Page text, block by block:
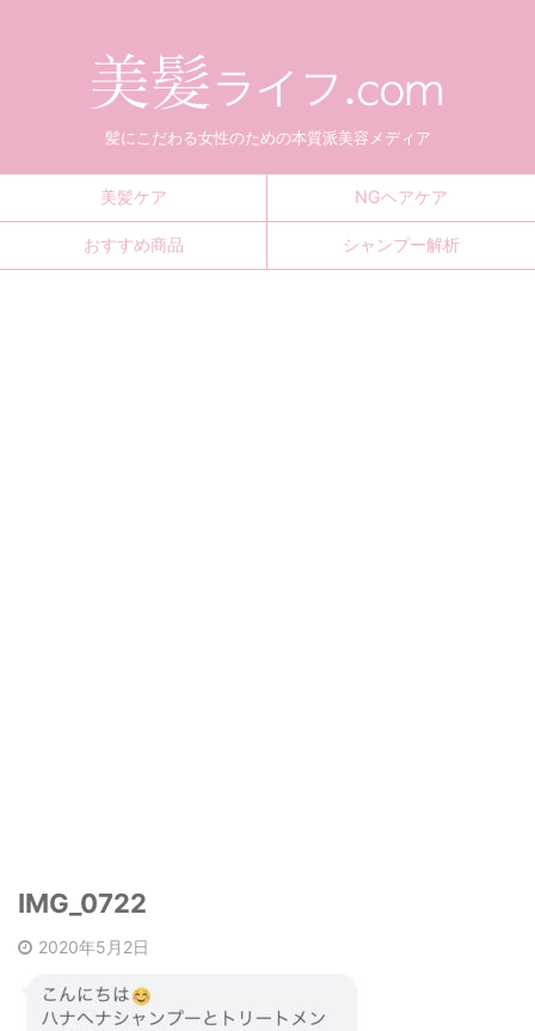
髪にこだわる女性のための本質派美容メディア
美髪ケア NGヘアケア
おすすめ商品 シャンプー解析
IMG_0722
2020年5月2日